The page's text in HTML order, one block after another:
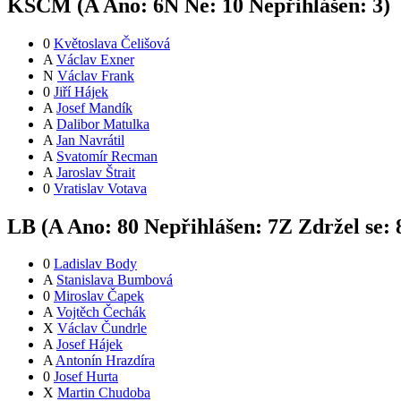
KSČM (A Ano: 6N Ne: 10 Nepřihlášen: 3)
0 Květoslava Čelišová
A Václav Exner
N Václav Frank
0 Jiří Hájek
A Josef Mandík
A Dalibor Matulka
A Jan Navrátil
A Svatomír Recman
A Jaroslav Štrait
0 Vratislav Votava
LB (A Ano: 80 Nepřihlášen: 7Z Zdržel se:
0 Ladislav Body
A Stanislava Bumbová
0 Miroslav Čapek
A Vojtěch Čechák
X Václav Čundrle
A Josef Hájek
AAntonín Hrazdíra
0 Josef Hurta
X Martin Chudoba